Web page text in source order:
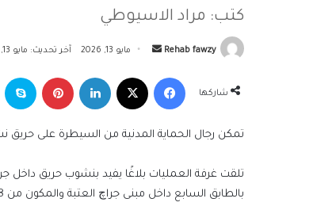
كتب: مراد الاسيوطي
Rehab fawzy
أرسل
إلكترونيا
مايو 13, 2026 آخر تحديث: مايو 13, 2026
شاركها
فيسبوك لينكدإن بينتيريست
تمكن رجال الحماية المدنية من السيطرة على حريق
تلقت غرفة العمليات بلاغًا يفيد بنشوب حريق داخل
بالطابق السابع داخل مبنى جراچ العتبة والمكون من 8 طوابق بمحل البلاغ.